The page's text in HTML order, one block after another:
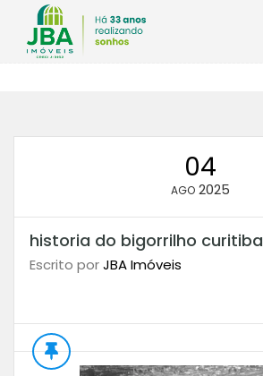
04
AGO 2025
historia do bigorrilho curitiba
Escrito porJBA Imóveis